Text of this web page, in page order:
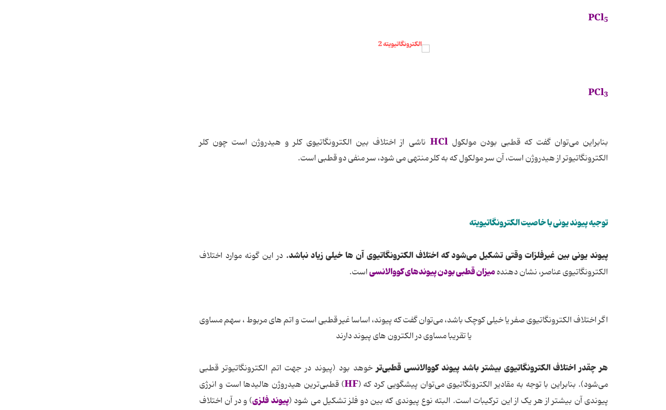
PCl5
PCl3
بنابراین می‌توان گفت که قطبی بودن مولکولHCl ناشی از اختلاف بین الکترونگاتیوی کلر و هیدروژن است چون کلر
الکترونگاتیوتر از هیدروژن است، آن سر مولکول که به کلر منتهی می شود، سر منفی دو قطبی است.
توجیه پیوند یونی با خاصیت الکترونگاتیویته
پیوند یونی بین غیرفلزات وقتی تشکیل می‌شود که اختلاف الکترونگاتیوی آن ها خیلی زیاد نباشد. در این گونه موارد اختلاف
الکترونگاتیوی عناصر، نشان دهندهمیزان قطبی بودن پیوندهای کووالانسیاست.
اگر اختلاف الکترونگاتیوی صفر یا خیلی کوچک باشد، می‌توان گفت که پیوند، اساسا غیر قطبی است و اتم های مربوط ، سهم مساوی
یا تقریبا مساوی در الکترون های پیوند دارند
هر چقدر اختلاف الکترونگاتیوی بیشتر باشد پیوند کووالانسی قطبی‌ترخوهد بود (پیوند در جهت اتم الکترونگاتیوتر قطبی
می‌شود). بنابراین با توجه به مقادیر الکترونگاتیوی می‌توان پیشگویی کرد که (HF) قطبی‌ترین هیدروژن هالیدها است و انرژی
پیوندی آن بیشتر از هر یک از این ترکیبات است. البته نوع پیوندی که بین دو فلز تشکیل می شود (پیوند فلزی) و در آن اختلاف